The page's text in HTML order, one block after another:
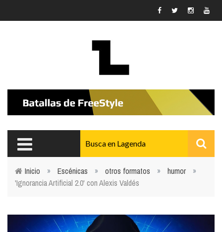
Usted está aquí
Inicio » Escénicas » otros formatos » humor
»
'Ignorancia Artificial 2.0' con Alexis Valdés